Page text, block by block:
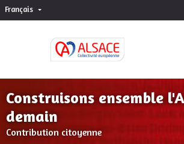
Français Choisir la langue
Construisons ensemble
demain
Contribution citoyenne